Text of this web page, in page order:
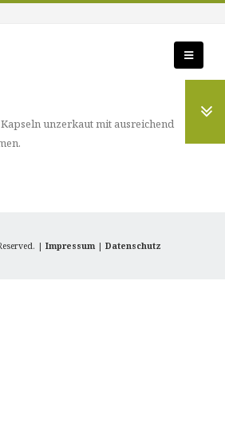
unzerkaut mit ausreichend
| Impressum | Datenschutz